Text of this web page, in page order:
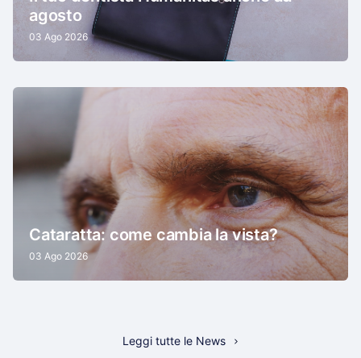
agosto
03 Ago 2026
Cataratta: come cambia la vista?
03 Ago 2026
Leggi tutte le News